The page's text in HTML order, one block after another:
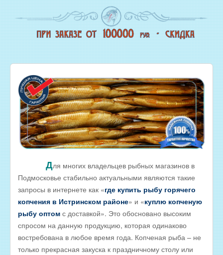
НОВЫЙ КОПТИЛЬНЫЙ ЦЕХ
СВЕЖЕЗАМОРОЖЕННАЯ РЫБА
ЖИВАЯ РЫБА
МОРЕПРОДУКТЫ
СОЛЕНАЯ РЫБА
КОПЧЕНАЯ РЫБА
ВЯЛЕНАЯ РЫБА
ИКРА
РЫБНЫЕ КОНСЕРВЫ
РЫБНЫЕ СТЕЙКИ ОПТОМ
ФИЛЕ РЫБЫ
РЫБА ДЛЯ ЗАРЫБЛЕНИЯ ВОДОЕМА
ПРАЙС-ЛИСТЫ
ОПТОВИКАМ
Для многих владельцев рыбных магазинов в
Подмосковье стабильно актуальными являются такие
запросы в интернете как «где купить рыбу горячего
копчения в Истринском районе» и «куплю копченую
рыбу оптом с доставкой». Это обосновано высоким
спросом на данную продукцию, которая одинаково
востребована в любое время года. Копченая рыба – не
только прекрасная закуска к праздничному столу или